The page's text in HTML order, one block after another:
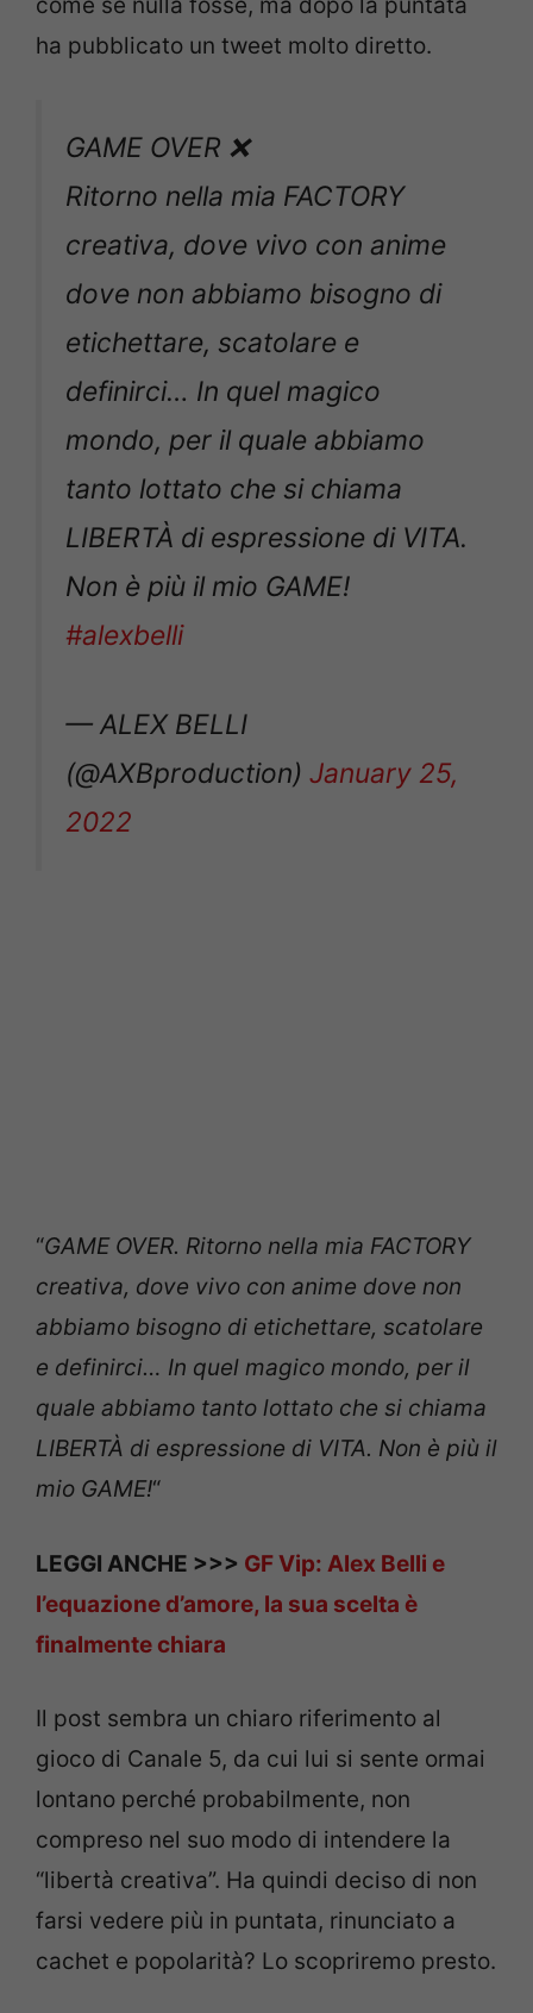
ha pubblicato un tweet molto diretto.
GAME OVER ❌
Ritorno nella mia FACTORY
creativa, dove vivo con anime
dove non abbiamo bisogno di
etichettare, scatolare e
definirci… In quel magico
mondo, per il quale abbiamo
tanto lottato che si chiama
LIBERTÀ di espressione di VITA.
Non è più il mio GAME!
#alexbelli
— ALEX BELLI
(@AXBproduction) January 25,
2022
“GAME OVER. Ritorno nella mia FACTORY
creativa, dove vivo con anime dove non
abbiamo bisogno di etichettare, scatolare
e definirci… In quel magico mondo, per il
quale abbiamo tanto lottato che si chiama
LIBERTÀ di espressione di VITA. Non è più il
mio GAME!“
LEGGI ANCHE >>> GF Vip: Alex Belli e
l’equazione d’amore, la sua scelta è
finalmente chiara
Il post sembra un chiaro riferimento al
gioco di Canale 5, da cui lui si sente ormai
lontano perché probabilmente, non
compreso nel suo modo di intendere la
“libertà creativa”. Ha quindi deciso di non
farsi vedere più in puntata, rinunciato a
cachet e popolarità? Lo scopriremo presto.